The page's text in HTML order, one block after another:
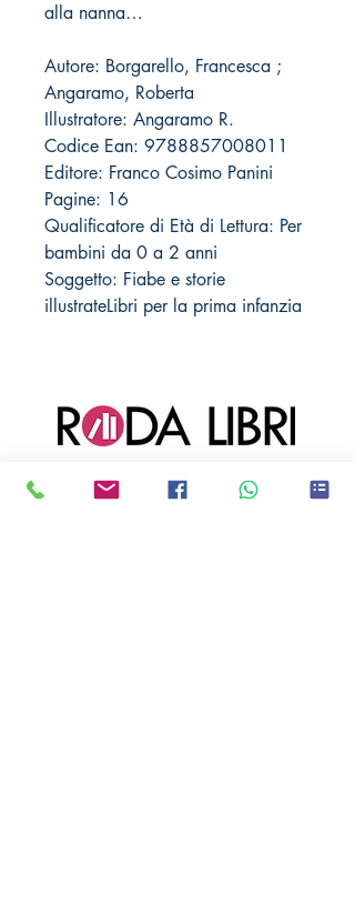
alla nanna…
Autore: Borgarello, Francesca ;
Angaramo, Roberta
Illustratore: Angaramo R.
Codice Ean: 9788857008011
Editore: Franco Cosimo Panini
Pagine: 16
Qualificatore di Età di Lettura: Per
bambini da 0 a 2 anni
Soggetto: Fiabe e storie
illustrateLibri per la prima infanzia